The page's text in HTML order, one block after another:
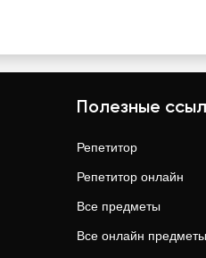
Полезные
Репетитор
Репетитор онлайн
Все предметы
Все онлайн предметы